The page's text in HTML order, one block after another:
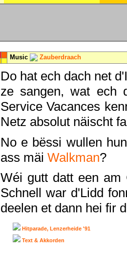
Music Zauberdraach
Do hat ech dach net
ze sangen, wat ech
Service Vacances
Netz absolut näischt
No e bëssi wullen
ass mäi Walkman?
Wéi gutt datt een am
Schnell war d'Lidd
deelen et dann hei fir
Hitparade, Lenzerheide '91
Text & Akkorden